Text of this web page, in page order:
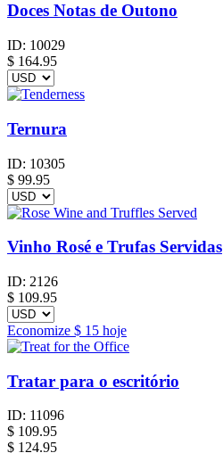
Doces Notas de Outono
ID: 10029
$ 164.95
Ternura
ID: 10305
$ 99.95
Vinho Rosé e Trufas Servidas
ID: 2126
$ 109.95
Economize $ 15 hoje
Tratar para o escritório
ID: 11096
$ 109.95
$ 124.95